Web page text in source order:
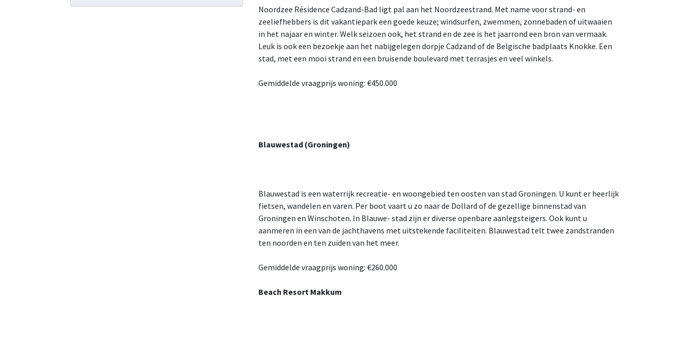
Noordzee Résidence Cadzand-Bad ligt pal aan het Noordzeestrand. Met name voor strand- en
zeeliefhebbers is dit vakantiepark een goede keuze; windsurfen, zwemmen, zonnebaden of uitwaaien
in het najaar en winter. Welk seizoen ook, het strand en de zee is het jaarrond een bron van vermaak.
Leuk is ook een bezoekje aan het nabijgelegen dorpje Cadzand of de Belgische badplaats Knokke. Een
stad, met een mooi strand en een bruisende boulevard met terrasjes en veel winkels.
Gemiddelde vraagprijs woning: €450.000
Blauwestad (Groningen)
Blauwestad is een waterrijk recreatie- en woongebied ten oosten van stad Groningen. U kunt er heerlijk
fietsen, wandelen en varen. Per boot vaart u zo naar de Dollard of de gezellige binnenstad van
Groningen en Winschoten. In Blauwe- stad zijn er diverse openbare aanlegsteigers. Ook kunt u
aanmeren in een van de jachthavens met uitstekende faciliteiten. Blauwestad telt twee zandstranden
ten noorden en ten zuiden van het meer.
Gemiddelde vraagprijs woning: €260.000
Beach Resort Makkum